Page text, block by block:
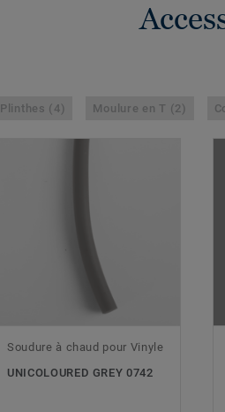
Plinthes (4) Moulure en T (2)
Soudure à chaud pour Vinyle
UNICOLOURED GREY 0742